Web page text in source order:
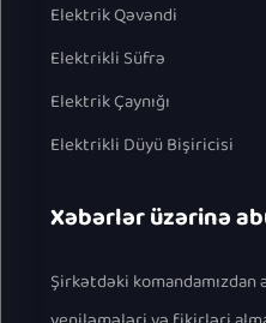
Elektrik Qəvəndi
Elektrikli Süfrə
Elektrik Çaynığı
Elektrikli Düyü Bişiricisi
Xəbərlər üzərinə
Şirkətdəki